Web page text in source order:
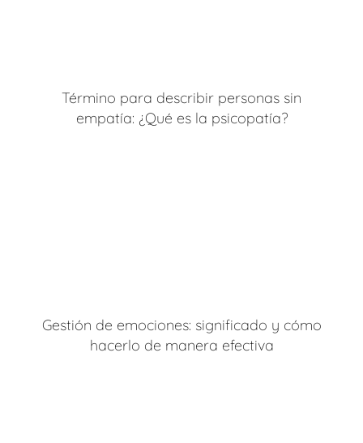
Término para describir personas sin
empatía: ¿Qué es la psicopatía?
Gestión de emociones: significado y cómo
hacerlo de manera efectiva